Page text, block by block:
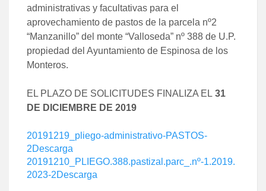
administrativas y facultativas para el
aprovechamiento de pastos de la parcela nº2
“Manzanillo” del monte “Valloseda” nº 388 de U.P.
propiedad del Ayuntamiento de Espinosa de los
Monteros.
EL PLAZO DE SOLICITUDES FINALIZA EL 31
DE DICIEMBRE DE 2019
20191219_pliego-administrativo-PASTOS-
2Descarga
20191210_PLIEGO.388.pastizal.parc_.nº-1.2019.
2023-2Descarga